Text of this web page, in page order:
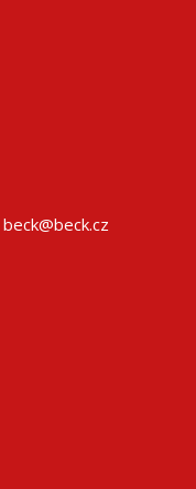
beck@beck.cz